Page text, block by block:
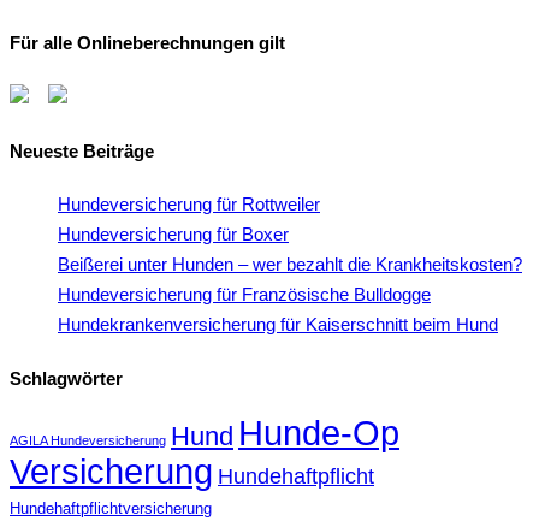
Für alle Onlineberechnungen gilt
Neueste Beiträge
Hundeversicherung für Rottweiler
Hundeversicherung für Boxer
Beißerei unter Hunden – wer bezahlt die Krankheitskosten?
Hundeversicherung für Französische Bulldogge
Hundekrankenversicherung für Kaiserschnitt beim Hund
Schlagwörter
AGILA Hundeversicherung Hund Hunde-Op
Versicherung Hundehaftpflicht
Hundehaftpflichtversicherung